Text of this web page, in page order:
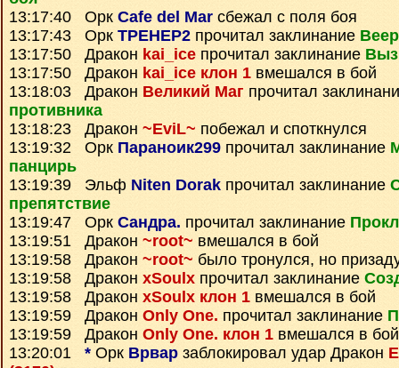
13:17:40 Орк Cafe del Mar сбежал с поля боя
13:17:43 Орк TPEHEP2 прочитал заклинание
13:17:50 Дракон kai_ice прочитал заклинание
13:17:50 Дракон kai_ice клон 1 вмешался в бой
13:18:03 Дракон Великий Маг прочитал
противника
13:18:23 Дракон ~EviL~ побежал и споткнулся
13:19:32 Орк Параноик299 прочитал заклинание
панцирь
13:19:39 Эльф Niten Dorak прочитал заклинание
препятствие
13:19:47 Орк Сандра. прочитал заклинание
13:19:51 Дракон ~root~ вмешался в бой
13:19:58 Дракон ~root~ было тронулся, но
13:19:58 Дракон xSoulx прочитал заклинание
13:19:58 Дракон xSoulx клон 1 вмешался в бой
13:19:59 Дракон Only One. прочитал заклинание
13:19:59 Дракон Only One. клон 1 вмешался в бой
13:20:01 * Орк Врвар заблокировал удар Дракон